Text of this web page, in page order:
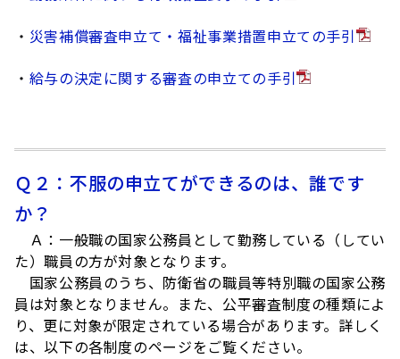
・ 災害補償審査申立て・福祉事業措置申立ての手引
・ 給与の決定に関する審査の申立ての手引
Ｑ２：不服の申立てができるのは、誰です
か？
Ａ：一般職の国家公務員として勤務している（してい
た）職員の方が対象となります。
国家公務員のうち、防衛省の職員等特別職の国家公務
員は対象となりません。また、公平審査制度の種類によ
り、更に対象が限定されている場合があります。詳しく
は、以下の各制度のページをご覧ください。